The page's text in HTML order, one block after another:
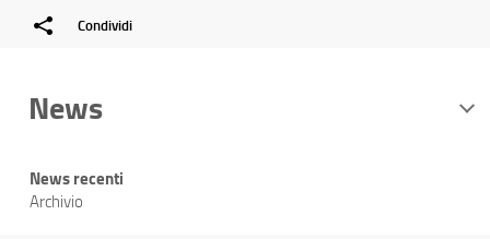
Condividi
News
News recenti
Archivio